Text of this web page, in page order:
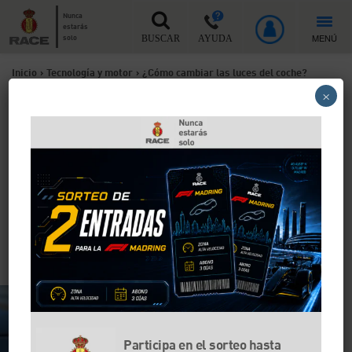
Nunca
estarás
solo
BUSCAR AYUDA MENÚ
Inicio > Tecnología y motor > ¿Cómo cambiar las luces del coche?
¿Cómo cambiar las luces del
Cambiar una luz de un coche no es difícil. Requiere
algo de destreza, pero es posible hacerlo. Eso sí, ten
en cuenta que aquí hablamos de las luces halógenas.
Si tu coche tiene faros de xenon o luces led, tendrás
que llevar tu vehículo a un taller para sustituirlos.
Participa en el sorteo hasta
×